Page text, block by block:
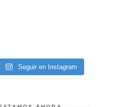
Seguir en Instagram